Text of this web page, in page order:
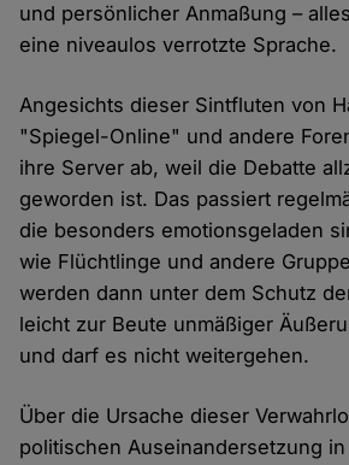
und persönlicher Anmaßung –
eine niveaulos verrotzte Sprache.
Angesichts dieser Sintfluten von
"Spiegel-Online" und andere
ihre Server ab, weil die Debatte
geworden ist. Das passiert
die besonders emotionsgeladen
wie Flüchtlinge und andere
werden dann unter dem Schutz
leicht zur Beute unmäßiger
und darf es nicht weitergehen.
Über die Ursache dieser
politischen Auseinandersetzung